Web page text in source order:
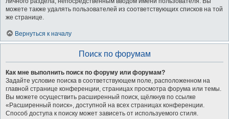
можете также удалять пользователей из соответствующих списков на той
же странице.
Вернуться к началу
Поиск по форумам
Как мне выполнить поиск по форуму или форумам?
Задайте условие поиска в соответствующем поле, расположенном на
главной странице конференции, страницах просмотра форума или темы.
Вы можете осуществить расширенный поиск, щёлкнув по ссылке
«Расширенный поиск», доступной на всех страницах конференции.
Способ доступа к поиску может зависеть от используемого стиля.